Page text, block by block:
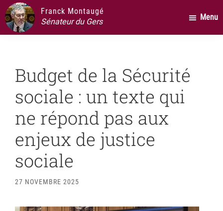
Passer
au
contenu
Passer
la
principale
Passer
au
pied
Franck Montaugé
Sénateur du Gers
Menu
Budget de la Sécurité
sociale : un texte qui
ne répond pas aux
enjeux de justice
sociale
27 NOVEMBRE 2025